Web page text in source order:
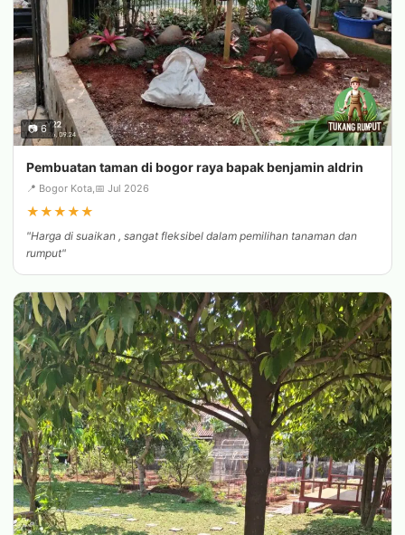
📷 6
Pembuatan taman di bogor raya bapak benjamin aldrin
📍 Bogor Kota, 📅 Jul 2026
★★★★★
"Harga di suaikan , sangat fleksibel dalam pemilihan tanaman dan
rumput"